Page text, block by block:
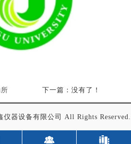
下一篇：没有了！
器设备有限公司 All Rights Reserved.